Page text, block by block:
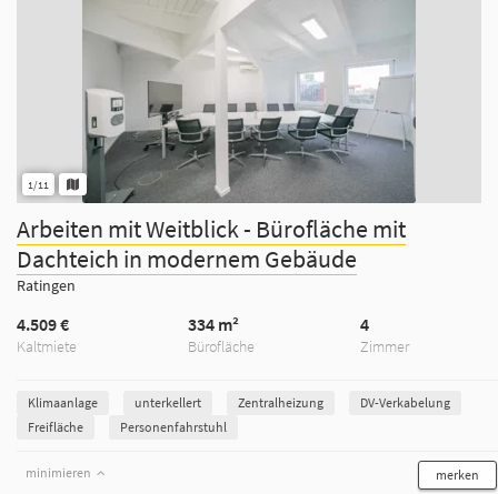
1/11
Arbeiten mit Weitblick - Bürofläche mit
Dachteich in modernem Gebäude
Ratingen
Kaltmiete
4.509 €
Bürofläche
334 m²
Zimmer
4
Klimaanlage unterkellert Zentralheizung
DV-Verkabelung
Freifläche
Personenfahrstuhl
minimieren merken